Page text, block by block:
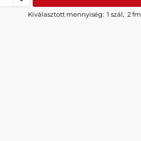
Kiválasztott mennyiség: 1 szál, 2 fm